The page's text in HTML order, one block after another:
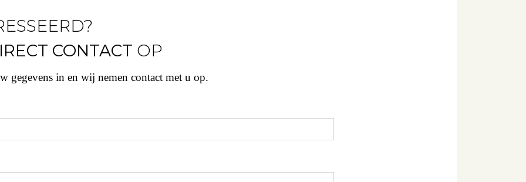
CONTACT OP
gegevens in en wij nemen contact met u op.